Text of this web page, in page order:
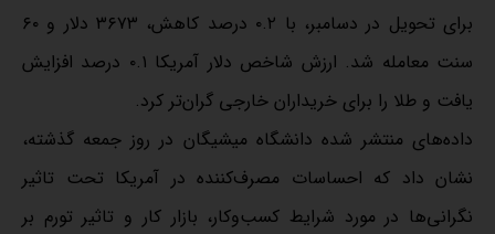
برای تحویل در دسامبر، با ۰.۲ درصد کاهش، ۳۶۷۳ دلار و ۶۰
سنت معامله شد. ارزش شاخص دلار آمریکا ۰.۱ درصد افزایش
یافت و طلا را برای خریداران خارجی گران‌تر کرد.
داده‌های منتشر شده دانشگاه میشیگان در روز جمعه گذشته،
نشان داد که احساسات مصرف‌کننده در آمریکا تحت تاثیر
نگرانی‌ها در مورد شرایط کسب‌وکار، بازار کار و تاثیر تورم بر